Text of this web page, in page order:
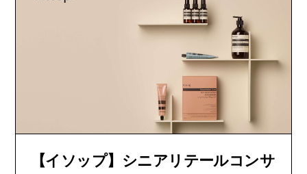
【イソップ】シニアリテールコンサ